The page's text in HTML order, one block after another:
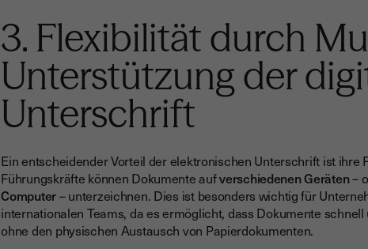
3. Flexibilität durch
Unterstützung der
Unterschrift
Ein entscheidender Vorteil der elektronischen Unterschrift ist ihre
Führungskräfte können Dokumente aufverschiedenen Geräten–
Computer– unterzeichnen. Dies ist besonders wichtig für
internationalen Teams, da es ermöglicht, dass Dokumente
ohne den physischen Austausch von Papierdokumenten.